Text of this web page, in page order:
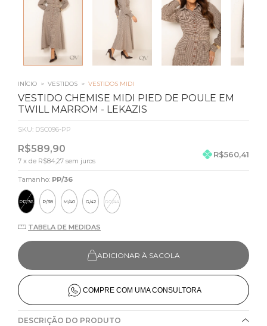
INÍCIO > VESTIDOS > VESTIDOS MIDI
VESTIDO CHEMISE MIDI PIED DE POULE EM
TWILL MARROM - LEKAZIS
SKU: DSC096-PP
R$589,90
7 x de R$84,27 sem juros
R$560,41
Tamanho: PP/36
PP/36 P/38 M/40 G/42 GG/44
TABELA DE MEDIDAS
ADICIONAR À SACOLA
COMPRE COM UMA CONSULTORA
DESCRIÇÃO DO PRODUTO